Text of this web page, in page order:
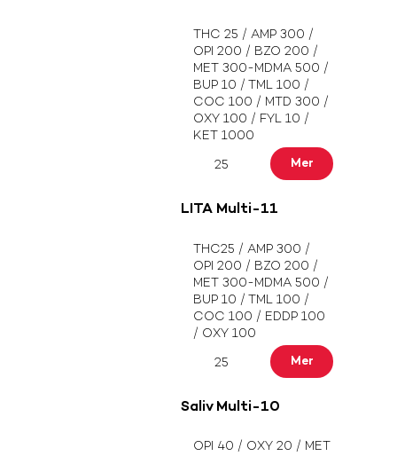
25
THC 25 / AMP 300 /
OPI 200 / BZO 200 /
MET 300-MDMA 500 /
BUP 10 / TML 100 /
COC 100 / MTD 300 /
OXY 100 / FYL 10 /
KET 1000
Mer
LITA Multi-11
25
THC25 / AMP 300 /
OPI 200 / BZO 200 /
MET 300-MDMA 500 /
BUP 10 / TML 100 /
COC 100 / EDDP 100
/ OXY 100
Mer
Saliv Multi-10
OPI 40 / OXY 20 / MET